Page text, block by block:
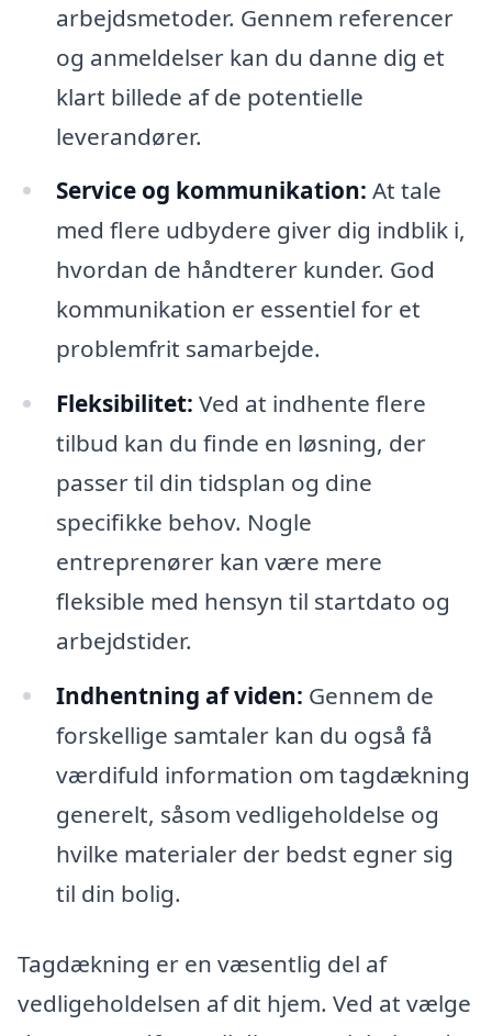
arbejdsmetoder. Gennem referencer
og anmeldelser kan du danne dig et
klart billede af de potentielle
leverandører.
Service og kommunikation: At tale
med flere udbydere giver dig indblik i,
hvordan de håndterer kunder. God
kommunikation er essentiel for et
problemfrit samarbejde.
Fleksibilitet: Ved at indhente flere
tilbud kan du finde en løsning, der
passer til din tidsplan og dine
specifikke behov. Nogle
entreprenører kan være mere
fleksible med hensyn til startdato og
arbejdstider.
Indhentning af viden: Gennem de
forskellige samtaler kan du også få
værdifuld information om tagdækning
generelt, såsom vedligeholdelse og
hvilke materialer der bedst egner sig
til din bolig.
Tagdækning er en væsentlig del af
vedligeholdelsen af dit hjem. Ved at vælge